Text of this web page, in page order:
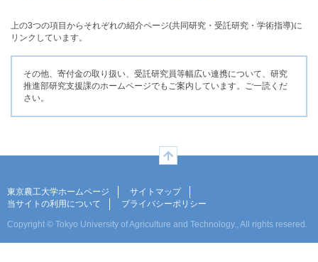
上の3つの項目からそれぞれの紹介ページ(共同研究・受託研究・学術指導)に
リンクしています。
その他、寄付金の取り扱い、受託研究員等幅広い連携について、研究
推進部研究支援課のホームページでもご案内しています。ご一読くだ
さい。
東京農工大学ホームページ
サイトマップ
当サイトの利用について
プライバシーポリシー
Copyright © Tokyo University of Agriculture and Technology., All rights resered.